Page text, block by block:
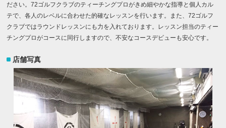
ださい。72ゴルフクラブのティーチングプロがきめ細やかな指導と個人カル
テで、各人のレベルに合わせた的確なレッスンを行います。また、72ゴルフ
クラブではラウンドレッスンにも力を入れております。レッスン担当のティー
チングプロがコースに同行しますので、不安なコースデビューも安心です。
店舗写真